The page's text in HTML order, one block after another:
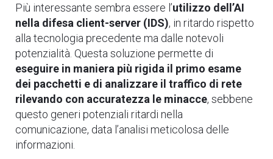
Più interessante sembra essere l’utilizzo dell’AI
nella difesa client-server (IDS), in ritardo rispetto
alla tecnologia precedente ma dalle notevoli
potenzialità. Questa soluzione permette di
eseguire in maniera più rigida il primo esame
dei pacchetti e di analizzare il traffico di rete
rilevando con accuratezza le minacce, sebbene
questo generi potenziali ritardi nella
comunicazione, data l’analisi meticolosa delle
informazioni.